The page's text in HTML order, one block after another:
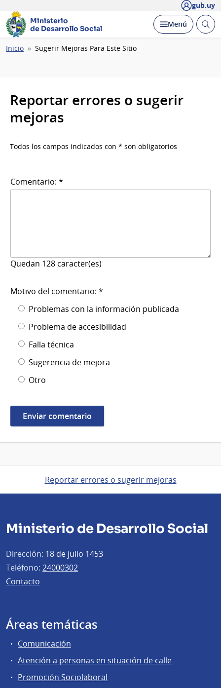
gub.uy
Ministerio
de Desarrollo Social
Desplegar
Menú Abrir
Ruta
Inicio Sugerir Mejoras Para Este Sitio
Reportar errores o sugerir
mejoras
Todos los campos indicados con * son obligatorios
Comentario: *
Quedan 128 caracter(es)
Motivo del comentario: *
Problemas con la información publicada
Problema de accesibilidad
Falla técnica
Sugerencia de mejora
Otro
Reportar errores o sugerir mejoras
Ministerio de Desarrollo Social
Dirección: 18 de julio 1453
Teléfono: 24000302
Contacto
Áreas temáticas
Comunicación
Atención a personas en situación de calle
Promoción Sociolaboral